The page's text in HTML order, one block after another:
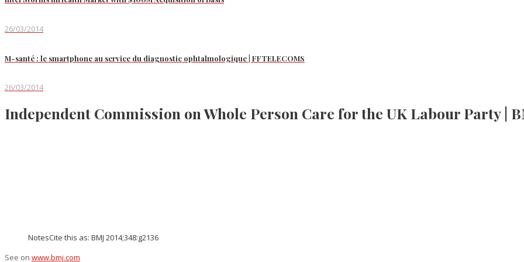
26/03/2014
M-santé : le smartphone au service du diagnostic ophtalmologique | FFTELECOMS
26/03/2014
Independent Commission on Whole Person Care for the UK Labour Party |
NotesCite this as: BMJ 2014;348:g2136
See on www.bmj.com